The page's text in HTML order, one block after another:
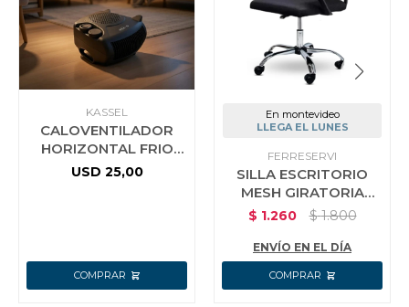
KASSEL
CALOVENTILADOR
HORIZONTAL FRIO
CALOR KASSEL
USD 25,00
En montevideo
LLEGA EL LUNES
FERRESERVI
SILLA ESCRITORIO
MESH GIRATORIA
ERGONOMICA NEGRA
$ 1.260 $ 1.800
ENVÍO EN EL DÍA